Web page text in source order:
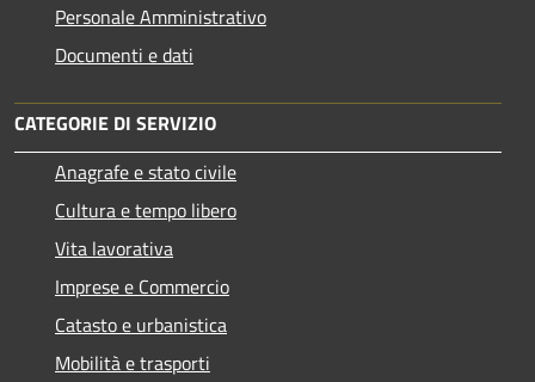
Personale Amministrativo
Documenti e dati
CATEGORIE DI SERVIZIO
Anagrafe e stato civile
Cultura e tempo libero
Vita lavorativa
Imprese e Commercio
Catasto e urbanistica
Mobilità e trasporti